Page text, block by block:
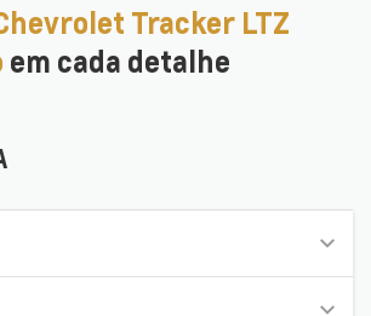
Tracker LTZ
em cada detalhe